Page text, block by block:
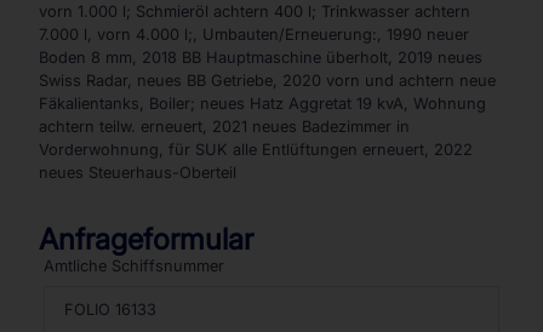
vorn 1.000 l; Schmieröl achtern 400 l; Trinkwasser achtern
7.000 l, vorn 4.000 l;, Umbauten/Erneuerung:, 1990 neuer
Boden 8 mm, 2018 BB Hauptmaschine überholt, 2019 neues
Swiss Radar, neues BB Getriebe, 2020 vorn und achtern neue
Fäkalientanks, Boiler; neues Hatz Aggretat 19 kvA, Wohnung
achtern teilw. erneuert, 2021 neues Badezimmer in
Vorderwohnung, für SUK alle Entlüftungen erneuert, 2022
neues Steuerhaus-Oberteil
Anfrageformular
Amtliche Schiffsnummer